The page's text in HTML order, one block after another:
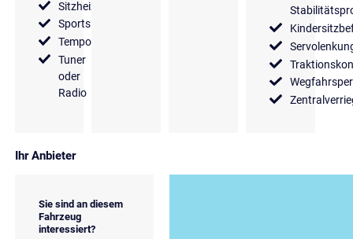
Sitzheizung
Sportsitze
Tempomat
Tuner
oder
Radio
Ihr Anbieter
Sie sind an diesem
Fahrzeug
interessiert?